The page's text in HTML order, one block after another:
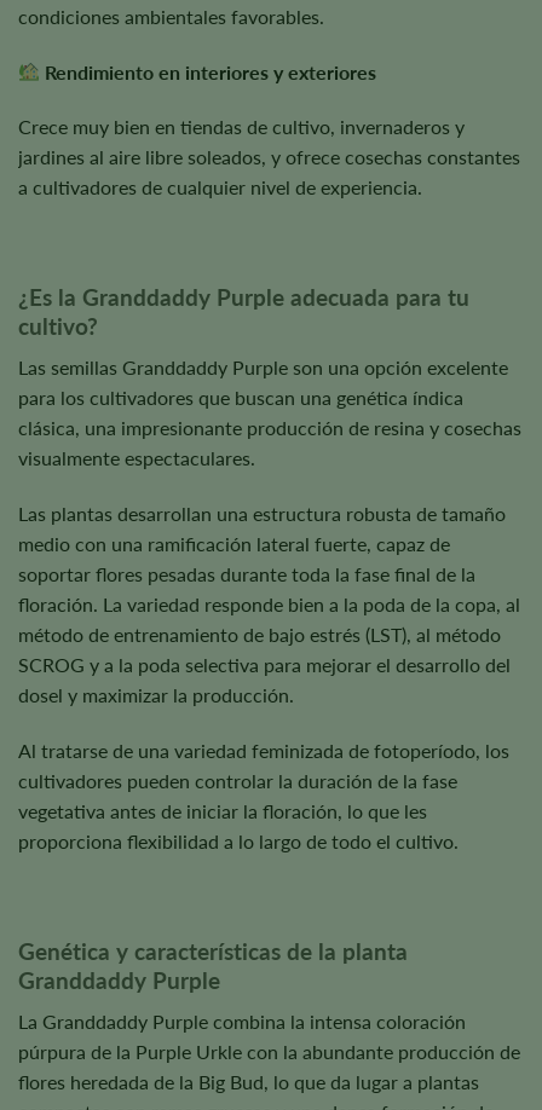
condiciones ambientales favorables.
Rendimiento en interiores y exteriores
Crece muy bien en tiendas de cultivo, invernaderos y
jardines al aire libre soleados, y ofrece cosechas constantes
a cultivadores de cualquier nivel de experiencia.
¿Es la Granddaddy Purple adecuada para tu
cultivo?
Las semillas Granddaddy Purple son una opción excelente
para los cultivadores que buscan una genética índica
clásica, una impresionante producción de resina y cosechas
visualmente espectaculares.
Las plantas desarrollan una estructura robusta de tamaño
medio con una ramificación lateral fuerte, capaz de
soportar flores pesadas durante toda la fase final de la
floración. La variedad responde bien a la poda de la copa, al
método de entrenamiento de bajo estrés (LST), al método
SCROG y a la poda selectiva para mejorar el desarrollo del
dosel y maximizar la producción.
Al tratarse de una variedad feminizada de fotoperíodo, los
cultivadores pueden controlar la duración de la fase
vegetativa antes de iniciar la floración, lo que les
proporciona flexibilidad a lo largo de todo el cultivo.
Genética y características de la planta
Granddaddy Purple
La Granddaddy Purple combina la intensa coloración
púrpura de la Purple Urkle con la abundante producción de
flores heredada de la Big Bud, lo que da lugar a plantas